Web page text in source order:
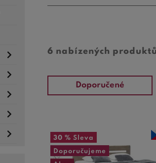
6 nabízených produktů
Doporučené
30 % Sleva
Doporučujeme